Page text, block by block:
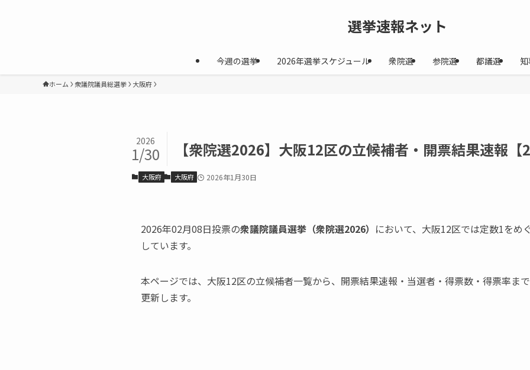
選挙速報ネット
今週の選挙 2026年選挙スケジュール 衆院選 参院選 都議選
ホーム 衆議院議員総選挙 大阪府
【衆院選2026】大阪12区の立候補者・開票結果速報【2
2026
1/30
大阪府 大阪府 2026年1月30日
2026年02月08日投票の衆議院議員選挙（衆院選2026） において、大阪12区では定数1をめ
しています。
本ページでは、大阪12区の立候補者一覧から、開票結果速報・当選者・得票数・得票率ま
更新します。